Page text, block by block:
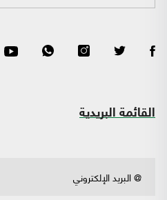
القائمة البريدية